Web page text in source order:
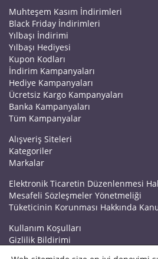
Muhteşem Kasım İndirimleri
Black Friday İndirimleri
Yılbaşı İndirimi
Yılbaşı Hediyesi
Kupon Kodları
İndirim Kampanyaları
Hediye Kampanyaları
Ücretsiz Kargo Kampanyaları
Banka Kampanyaları
Tüm Kampanyalar
Alışveriş Siteleri
Kategoriler
Markalar
Elektronik Ticaretin Düzenlenmesi
Mesafeli Sözleşmeler Yönetmeliği
Tüketicinin Korunması Hakkında
Kullanım Koşulları
Gizlilik Bildirimi